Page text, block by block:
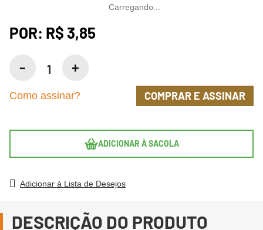
POR: R$ 3,85
ADICIONAR À SACOLA
Como assinar? COMPRAR E ASSINAR
Adicionar à Lista de Desejos
DESCRIÇÃO DO PRODUTO